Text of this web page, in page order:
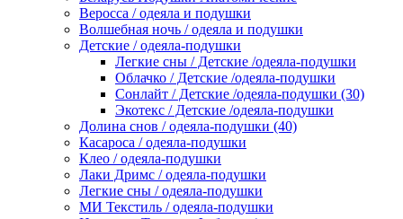
Веросса / одеяла и подушки
Волшебная ночь / одеяла и подушки
Детские / одеяла-подушки
Легкие сны / Детские /одеяла-подушки
Облачко / Детские /одеяла-подушки
Сонлайт / Детские /одеяла-подушки (30)
Экотекс / Детские /одеяла-подушки
Долина снов / одеяла-подушки (40)
Касароса / одеяла-подушки
Клео / одеяла-подушки
Лаки Дримс / одеяла-подушки
Легкие сны / одеяла-подушки
МИ Текстиль / одеяла-подушки